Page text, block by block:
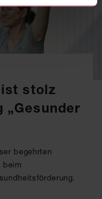
stolz
„Gesunder
begehrten
beim